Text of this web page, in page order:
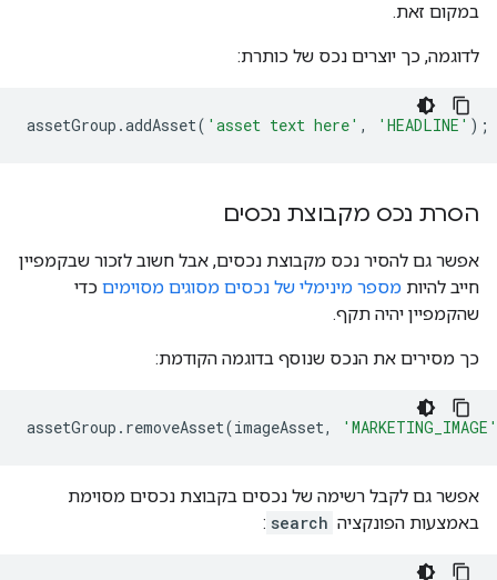
במקום זאת.
לדוגמה, כך יוצרים נכס של כותרת:
assetGroup .addAsset( 'asset text here' , 'HEADLINE' );
הסרת נכס מקבוצת נכסים
אפשר גם להסיר נכס מקבוצת נכסים, אבל חשוב לזכור שבקמפיין
חייב להיות מספר מינימלי של נכסים מסוגים מסוימים כדי
שהקמפיין יהיה תקף.
כך מסירים את הנכס שנוסף בדוגמה הקודמת:
assetGroup . removeAsset(imageAsset, 'MARKETING_IMAGE'
אפשר גם לקבל רשימה של נכסים בקבוצת נכסים מסוימת
באמצעות הפונקציה search
: